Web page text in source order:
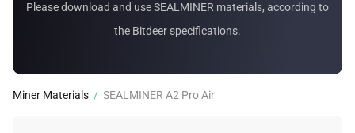
Please download and use SEALMINER materials, according to
the Bitdeer specifications.
Miner Materials / SEALMINER A2 Pro Air